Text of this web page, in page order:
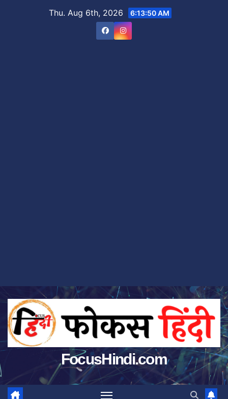
Thu. Aug 6th, 2026 6:13:51 AM
FocusHindi.com